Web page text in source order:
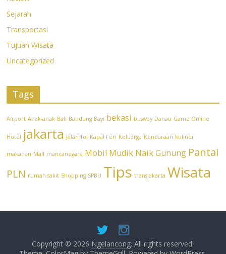
Sejarah
Transportasi
Tujuan Wisata
Uncategorized
Tags
Airport Anak-anak Bali Bandung Bayi bekasi busway Danau Game Online
Hotel jakarta Jalan Tol Kapal Feri Keluarga Kendaraan kuliner
makanan Mall mancanegara Mobil Mudik Naik Gunung Pantai
PLN rumah sakit Shopping SPBU Tips transjakarta Wisata
Copyright © 2026 Ngelancong. All rights reserved.